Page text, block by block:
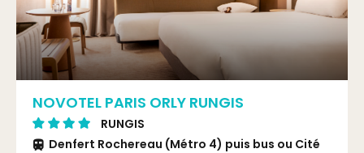
NOVOTEL PARIS ORLY RUNGIS
RUNGIS
Denfert Rochereau (Métro 4) puis bus ou Cité